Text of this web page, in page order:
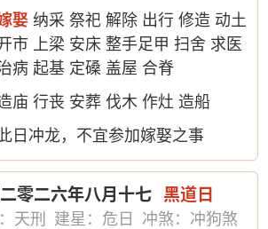
娶 纳采 祭祀 解除 出行 修造 动土
市 上梁 安床 整手足甲 扫舍 求医
病 起基 定磉 盖屋 合脊
庙 行丧 安葬 伐木 作灶 造船
日冲龙，不宜参加嫁娶之事
零二六年八月十七 黑道日
天刑 建星：危日
冲煞：冲狗煞